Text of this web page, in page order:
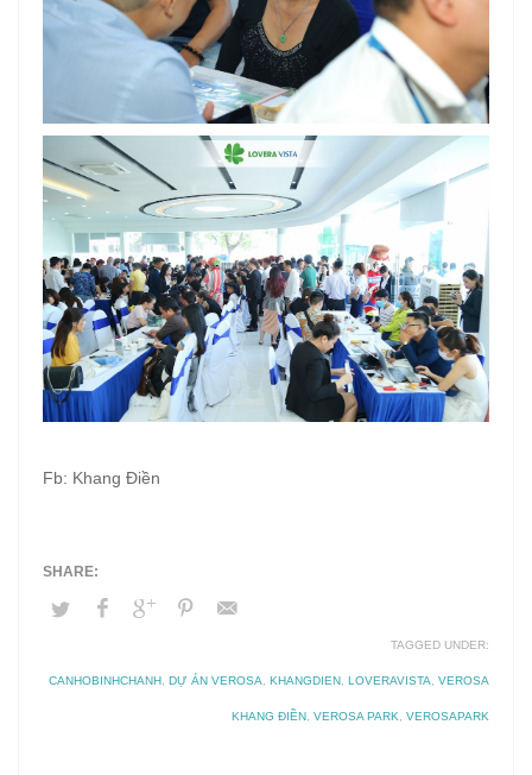
Fb: Khang Điền
TAGGED UNDER:
CANHOBINHCHANH, DỰ ÁN VEROSA, KHANGDIEN, LOVERAVISTA, VEROSA
KHANG ĐIỀN, VEROSA PARK, VEROSAPARK